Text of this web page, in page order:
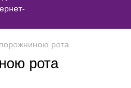
рота
рота